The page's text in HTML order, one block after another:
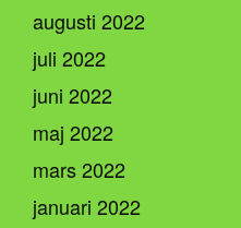
augusti 2022
juli 2022
juni 2022
maj 2022
mars 2022
januari 2022